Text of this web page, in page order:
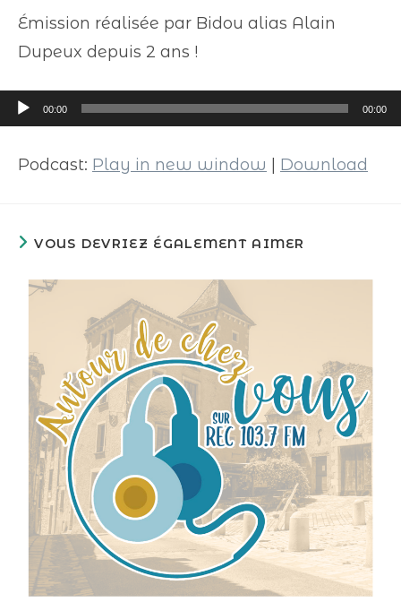
Émission réalisée par Bidou alias Alain
Dupeux depuis 2 ans !
Lecteur
audio
00:00 00:00
Podcast: Play in new window Download
VOUS DEVRIEZ ÉGALEMENT AIMER